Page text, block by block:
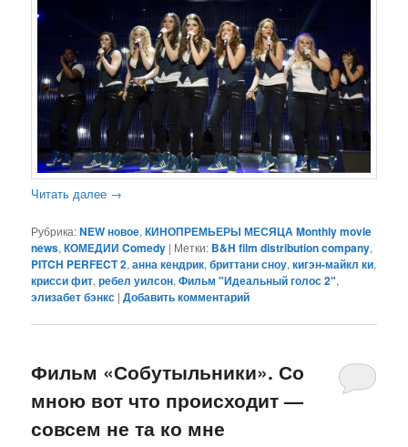
Читать далее →
Рубрика:NEW новое,КИНОПРЕМЬЕРЫ МЕСЯЦА Monthly movie
news,КОМЕДИИ Comedy | Метки: B&H film distribution company,
PITCH PERFECT 2,анна кендрик,бриттани сноу,кигэн-майкл ки,
крисси фит,ребел уилсон,Фильм "Идеальный голос 2",
элизабет бэнкс |Добавить комментарий
Фильм «Собутыльники». Со
мною вот что происходит —
совсем не та ко мне